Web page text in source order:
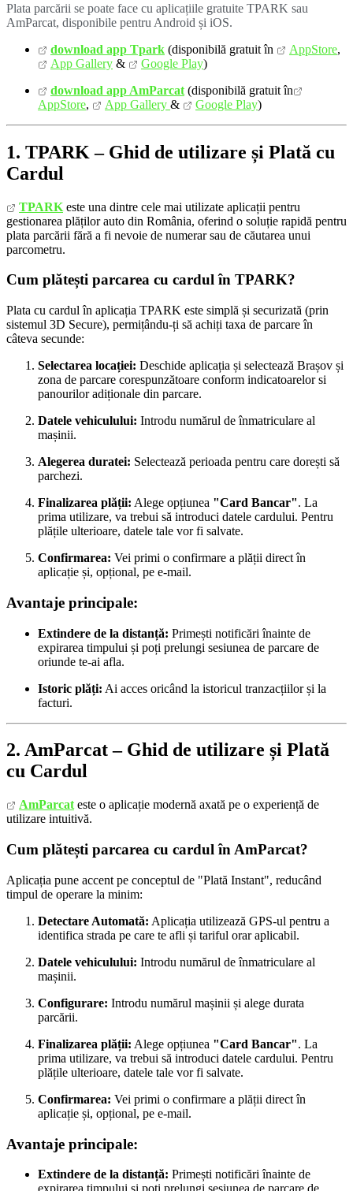
Plata parcării se poate face cu aplicațiile gratuite TPARK sau
AmParcat, disponibile pentru Android și iOS.
download app Tpark (disponibilă gratuit în AppStore,
App Gallery & Google Play)
download app AmParcat (disponibilă gratuit în
AppStore, App Gallery & Google Play)
1. TPARK – Ghid de utilizare și Plată cu
Cardul
TPARK este una dintre cele mai utilizate aplicații pentru
gestionarea plăților auto din România, oferind o soluție rapidă pentru
plata parcării fără a fi nevoie de numerar sau de căutarea unui
parcometru.
Cum plătești parcarea cu cardul în TPARK?
Plata cu cardul în aplicația TPARK este simplă și securizată (prin
sistemul 3D Secure), permițându-ți să achiți taxa de parcare în
câteva secunde:
Selectarea locației: Deschide aplicația și selectează Brașov și
zona de parcare corespunzătoare conform indicatoarelor si
panourilor adiționale din parcare.
Datele vehiculului: Introdu numărul de înmatriculare al
mașinii.
Alegerea duratei: Selectează perioada pentru care dorești să
parchezi.
Finalizarea plății: Alege opțiunea "Card Bancar". La
prima utilizare, va trebui să introduci datele cardului. Pentru
plățile ulterioare, datele tale vor fi salvate.
Confirmarea: Vei primi o confirmare a plății direct în
aplicație și, opțional, pe e-mail.
Avantaje principale:
Extindere de la distanță: Primești notificări înainte de
expirarea timpului și poți prelungi sesiunea de parcare de
oriunde te-ai afla.
Istoric plăți: Ai acces oricând la istoricul tranzacțiilor și la
facturi.
2. AmParcat – Ghid de utilizare și Plată
cu Cardul
AmParcat este o aplicație modernă axată pe o experiență de
utilizare intuitivă.
Cum plătești parcarea cu cardul în AmParcat?
Aplicația pune accent pe conceptul de "Plată Instant", reducând
timpul de operare la minim:
Detectare Automată: Aplicația utilizează GPS-ul pentru a
identifica strada pe care te afli și tariful orar aplicabil.
Datele vehiculului: Introdu numărul de înmatriculare al
mașinii.
Configurare: Introdu numărul mașinii și alege durata
parcării.
Finalizarea plății: Alege opțiunea "Card Bancar". La
prima utilizare, va trebui să introduci datele cardului. Pentru
plățile ulterioare, datele tale vor fi salvate.
Confirmarea: Vei primi o confirmare a plății direct în
aplicație și, opțional, pe e-mail.
Avantaje principale:
Extindere de la distanță: Primești notificări înainte de